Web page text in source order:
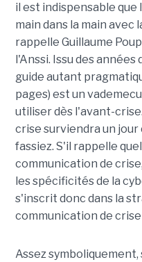
il est indispensable
main dans la main avec
rappelle Guillaume
l'Anssi. Issu des
guide autant
pages) est un
utiliser dès l'avant-
crise surviendra un jour
fassiez. S'il rappelle
communication de
les spécificités de la
s'inscrit donc dans la
communication de
Assez